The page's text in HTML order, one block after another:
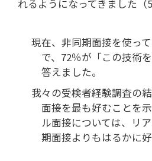
れるようになってきました（
現在、非同期面接を使っ
で、72％が「この技術
答えました。
我々の受検者経験調査の
面接を最も好むことを
ル面接については、リ
期面接よりもはるかに好